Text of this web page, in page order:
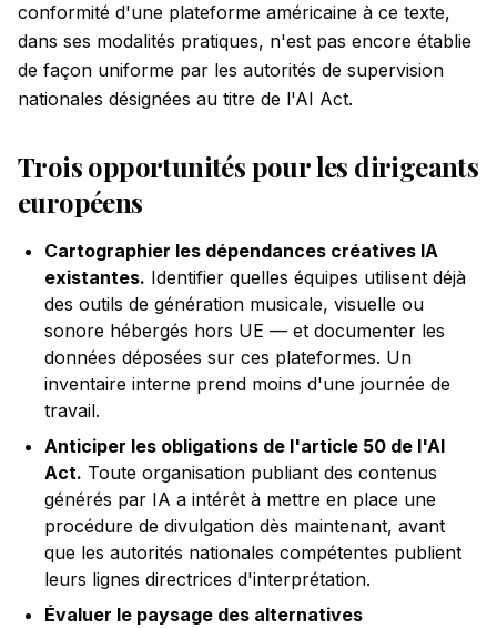
conformité d'une plateforme américaine à ce texte,
dans ses modalités pratiques, n'est pas encore établie
de façon uniforme par les autorités de supervision
nationales désignées au titre de l'AI Act.
Trois opportunités pour les dirigeants
européens
Cartographier les dépendances créatives IA
existantes. Identifier quelles équipes utilisent déjà
des outils de génération musicale, visuelle ou
sonore hébergés hors UE — et documenter les
données déposées sur ces plateformes. Un
inventaire interne prend moins d'une journée de
travail.
Anticiper les obligations de l'article 50 de l'AI
Act. Toute organisation publiant des contenus
générés par IA a intérêt à mettre en place une
procédure de divulgation dès maintenant, avant
que les autorités nationales compétentes publient
leurs lignes directrices d'interprétation.
Évaluer le paysage des alternatives